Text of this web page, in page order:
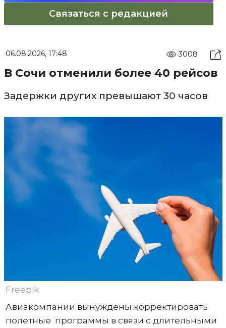
Связаться с редакцией
06.08.2026, 17:48 3008
В Сочи отменили более 40 рейсов
Задержки других превышают 30 часов
Freepik
Авиакомпании вынуждены корректировать
полетные программы в связи с длительными